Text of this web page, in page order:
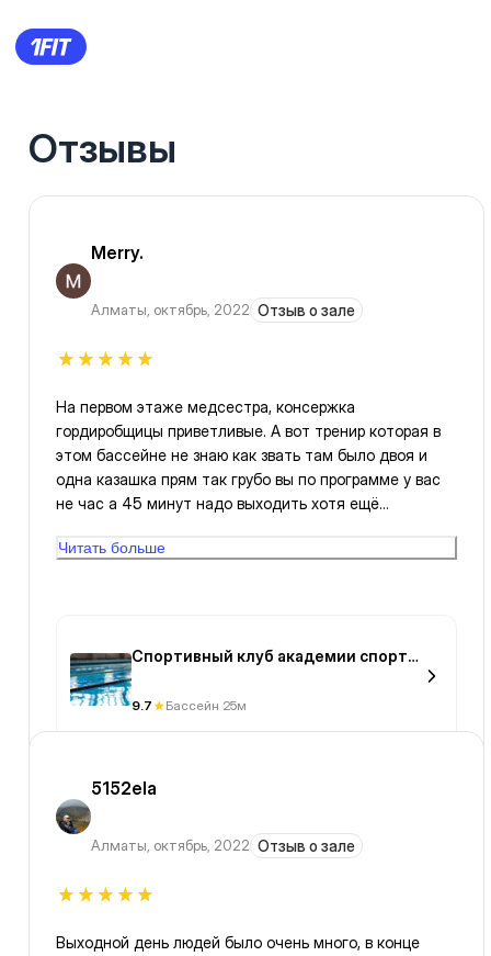
Отзывы
Merry.
Алматы, октябрь, 2022 Отзыв о зале
На первом этаже медсестра, консержка
гордиробщицы приветливые. А вот тренир которая в
этом бассейне не знаю как звать там было двоя и
одна казашка прям так грубо вы по программе у вас
не час а 45 минут надо выходить хотя ещё
знаем
Читать больше
Спортивный клуб академии спорта
9.7 Бассейн 25м
5152ela
Алматы, октябрь, 2022 Отзыв о зале
Выходной день людей было очень много, в конце